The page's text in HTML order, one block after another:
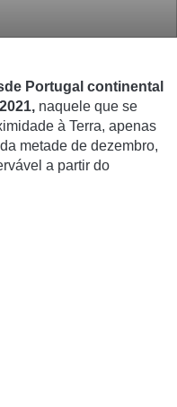
Portugal continental
naquele que se
à Terra, apenas
metade de dezembro,
a partir do